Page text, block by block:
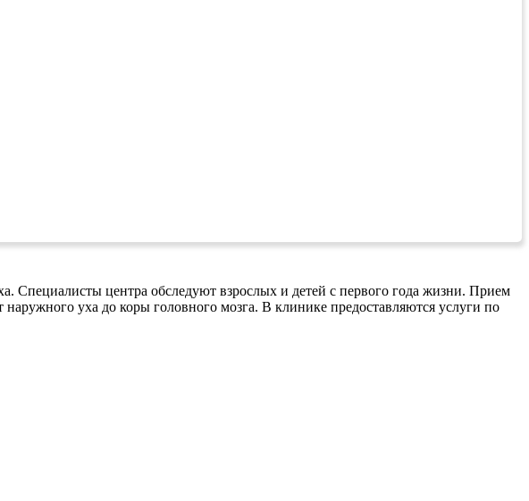
Специалисты центра обследуют взрослых и детей с первого года жизни. Прием
уха до коры головного мозга. В клинике предоставляются услуги по